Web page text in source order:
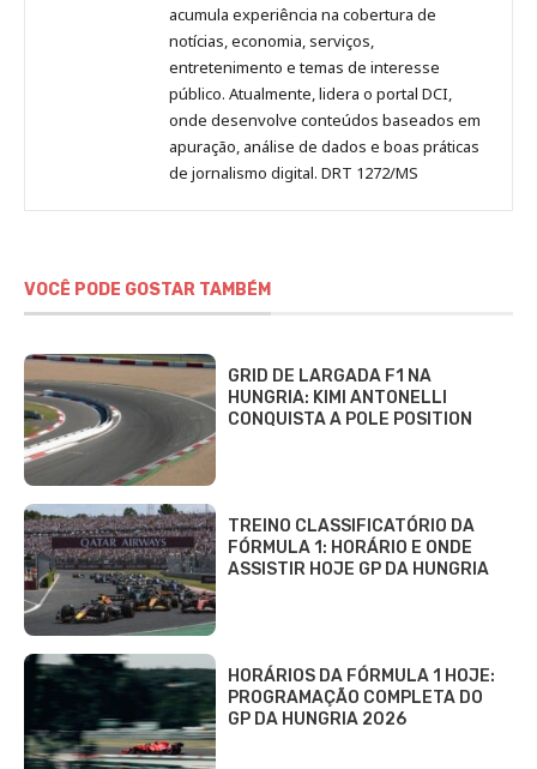
acumula experiência na cobertura de
notícias, economia, serviços,
entretenimento e temas de interesse
público. Atualmente, lidera o portal DCI,
onde desenvolve conteúdos baseados em
apuração, análise de dados e boas práticas
de jornalismo digital. DRT 1272/MS
VOCÊ PODE GOSTAR TAMBÉM
GRID DE LARGADA F1 NA
HUNGRIA: KIMI ANTONELLI
CONQUISTA A POLE POSITION
TREINO CLASSIFICATÓRIO DA
FÓRMULA 1: HORÁRIO E ONDE
ASSISTIR HOJE GP DA HUNGRIA
HORÁRIOS DA FÓRMULA 1 HOJE:
PROGRAMAÇÃO COMPLETA DO
GP DA HUNGRIA 2026